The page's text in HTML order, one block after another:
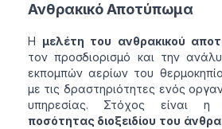
Ανθρακικό Αποτύπωμα
Η μελέτη του ανθρακικού
τον προσδιορισμό και την
εκπομπών αερίων του
με τις δραστηριότητες ενός
υπηρεσίας. Στόχος είναι η
ποσότητας διοξειδίου του